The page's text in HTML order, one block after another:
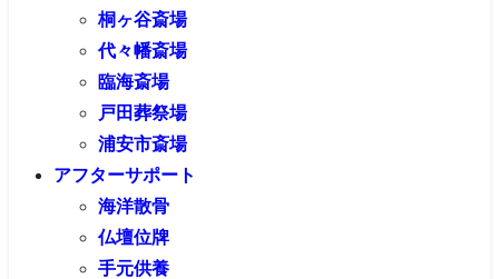
桐ヶ谷斎場
代々幡斎場
臨海斎場
戸田葬祭場
浦安市斎場
アフターサポート
海洋散骨
仏壇位牌
手元供養